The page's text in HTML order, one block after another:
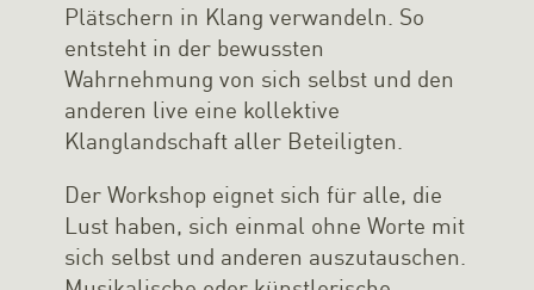
Plätschern in Klang verwandeln. So
entsteht in der bewussten
Wahrnehmung von sich selbst und den
anderen live eine kollektive
Klanglandschaft aller Beteiligten.
Der Workshop eignet sich für alle, die
Lust haben, sich einmal ohne Worte mit
sich selbst und anderen auszutauschen.